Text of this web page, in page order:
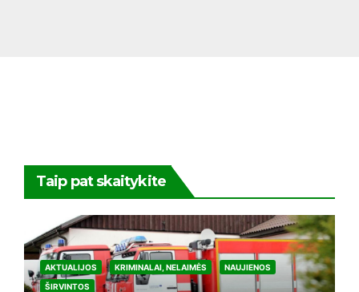
Taip pat skaitykite
AKTUALIJOS KRIMINALAI, NELAIMĖS
NAUJIENOS
ŠIRVINTOS